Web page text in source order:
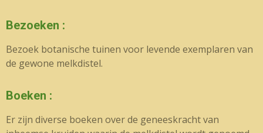
Bezoeken :
Bezoek botanische tuinen voor levende exemplaren van
de gewone melkdistel.
Boeken :
Er zijn diverse boeken over de geneeskracht van